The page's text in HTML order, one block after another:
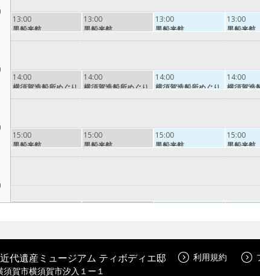
13:00
黒船来航
14:00
横須賀造船所めぐり
15:00
黒船来航
13:00
黒船来航
14:00
横須賀造船所めぐり
15:00
黒船来航
13:00
黒船来航
14:00
横須賀造船所めぐり
15:00
黒船来航
13:00
黒船来航
14:00
横須賀造
15:00
黒船来航
代遺産ミュージアム ティボディエ邸
須賀市横須賀市汐入１ー１
利用規約